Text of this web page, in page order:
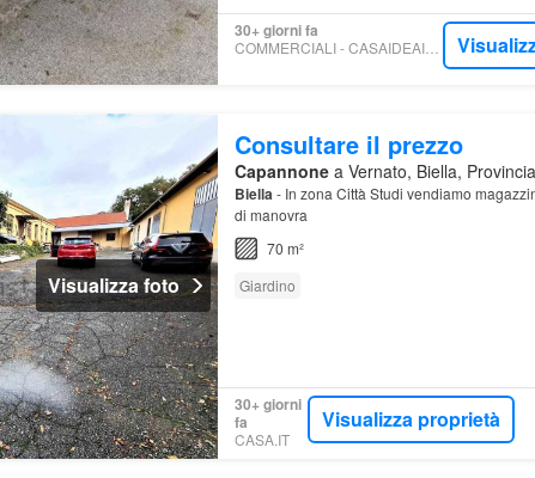
30+ giorni fa
COMMERCIALI - CASAIDEAIMMOBILIARE S.R.L.
Visualizza foto
Consultare il prezzo
Capannonea Vernato, Biella,
Biella- In zona Città Studi vendiamo
di manovra
70 m²
Giardino
30+ giorni
fa
CASA.IT
Visualizza proprietà